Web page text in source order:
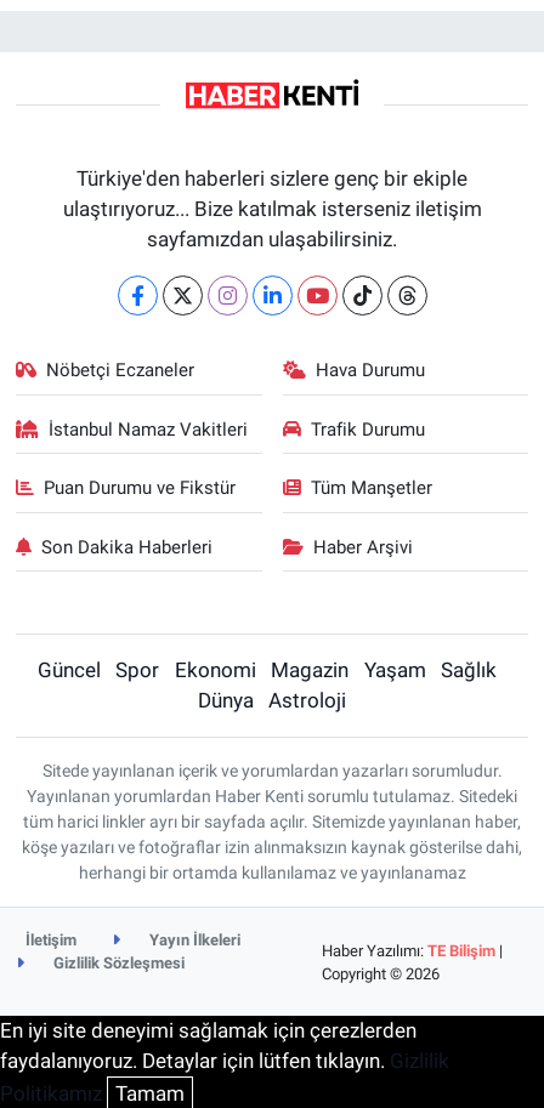
Türkiye'den haberleri sizlere genç bir ekiple
ulaştırıyoruz... Bize katılmak isterseniz iletişim
sayfamızdan ulaşabilirsiniz.
Nöbetçi Eczaneler Hava Durumu
İstanbul Namaz Vakitleri Trafik Durumu
Puan Durumu ve Fikstür Tüm Manşetler
Son Dakika Haberleri Haber Arşivi
Güncel Spor Ekonomi Magazin Yaşam
Sağlık
Dünya
Astroloji
Sitede yayınlanan içerik ve yorumlardan yazarları sorumludur.
Yayınlanan yorumlardan Haber Kenti sorumlu tutulamaz. Sitedeki
tüm harici linkler ayrı bir sayfada açılır. Sitemizde yayınlanan haber,
köşe yazıları ve fotoğraflar izin alınmaksızın kaynak gösterilse dahi,
herhangi bir ortamda kullanılamaz ve yayınlanamaz
İletişim
Yayın İlkeleri
Gizlilik Sözleşmesi
Haber Yazılımı:TE Bilişim |
Copyright © 2026
En iyi site deneyimi sağlamak için çerezlerden
faydalanıyoruz. Detaylar için lütfen tıklayın. Gizlilik
Politikamız Tamam